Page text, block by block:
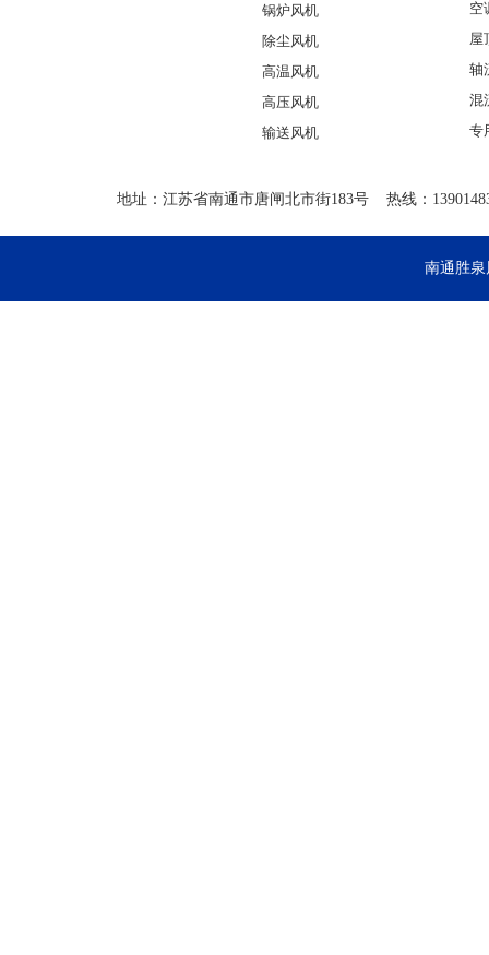
锅炉风机
除尘风机
高温风机
高压风机
输送风机
空
屋
轴
混
专
地址：江苏省南通市唐闸北市街183号 热线：
南通胜